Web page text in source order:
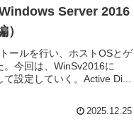
Server 2016
ールを行い、ホストOSとゲ
今回は、WinSv2016に
設定していく。Active Di...
2025.12.25